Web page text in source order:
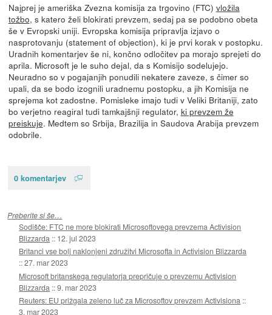
Najprej je ameriška Zvezna komisija za trgovino (FTC) vložila
tožbo, s katero želi blokirati prevzem, sedaj pa se podobno obeta
še v Evropski uniji. Evropska komisija pripravlja izjavo o
nasprotovanju (statement of objection), ki je prvi korak v postopku.
Uradnih komentarjev še ni, končno odločitev pa morajo sprejeti do
aprila. Microsoft je le suho dejal, da s Komisijo sodelujejo.
Neuradno so v pogajanjih ponudili nekatere zaveze, s čimer so
upali, da se bodo izognili uradnemu postopku, a jih Komisija ne
sprejema kot zadostne. Pomisleke imajo tudi v Veliki Britaniji, zato
bo verjetno reagiral tudi tamkajšnji regulator, ki prevzem že
preiskuje. Medtem so Srbija, Brazilija in Saudova Arabija prevzem
odobrile.
0 komentarjev
Preberite si še…
Sodišče: FTC ne more blokirati Microsoftovega prevzema Activision
Blizzarda :: 12. jul 2023
Britanci vse bolj naklonjeni združitvi Microsofta in Activision Blizzarda
::27. mar 2023
Microsoft britanskega regulatorja prepričuje o prevzemu Activision
Blizzarda ::9. mar 2023
Reuters: EU prižgala zeleno luč za Microsoftov prevzem Activisiona ::
3. mar 2023